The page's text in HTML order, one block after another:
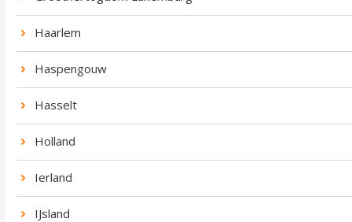
Haarlem
Haspengouw
Hasselt
Holland
Ierland
IJsland